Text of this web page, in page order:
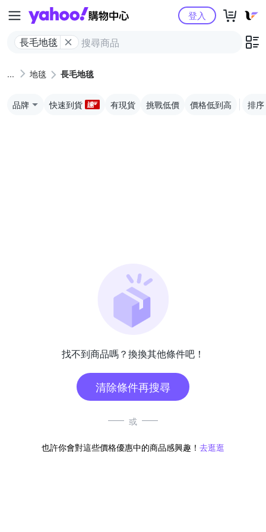
Yahoo購物中心
長毛地毯
登入
地毯 長毛地毯
品牌 快速到貨 有現貨 挑戰低價 價格低到高 排序
找不到商品嗎？換換其他條件吧！
清除條件再搜尋
或
也許你會對這些價格優惠中的商品感興趣！ 去逛逛